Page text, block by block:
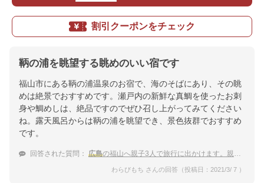
割引クーポンをチェック
鞆の浦を眺望する眺めのいい宿です
福山市にある鞆の浦温泉のお宿で、海のそばにあり、その眺
めは絶景でおすすめです。瀬戸内の新鮮な真鯛を使ったお刺
身や鯛めしは、絶品ですのでぜひ召し上がってみてください
ね。露天風呂からは鞆の浦を眺望でき、景色抜群でおすすめ
です。
回答された質問： 広島の福山へ親子3人で旅行に出かけます。親子にピッタリなタイプのおすすめ宿を教えて下さい
わらびもち さんの回答（投稿日：2021/3/ 7 ）